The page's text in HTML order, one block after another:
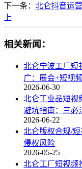
下一条： 北仑抖音运
上
相关新闻：
北仑宁波工厂短
广：展会+短视
2026-06-30
北仑工业品短视
避坑指南：三必
2026-06-22
北仑版权合规/
侵权风险
2026-05-25
北仑工厂短视频